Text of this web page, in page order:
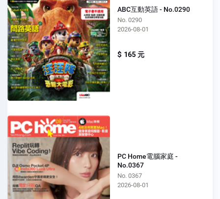
ABC互動英語 - No.0290
No. 0290
2026-08-01
$ 165 元
PC Home電腦家庭 -
No.0367
No. 0367
2026-08-01